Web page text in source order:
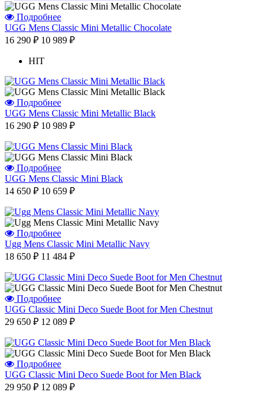
Подробнее
UGG Mens Classic Mini Metallic Chocolate
16 290 ₽ 10 989 ₽
HIT
Подробнее
UGG Mens Classic Mini Metallic Black
16 290 ₽ 10 989 ₽
Подробнее
UGG Mens Classic Mini Black
14 650 ₽ 10 659 ₽
Подробнее
Ugg Mens Classic Mini Metallic Navy
18 650 ₽ 11 484 ₽
Подробнее
UGG Classic Mini Deco Suede Boot for Men Chestnut
29 650 ₽ 12 089 ₽
Подробнее
UGG Classic Mini Deco Suede Boot for Men Black
29 950 ₽ 12 089 ₽